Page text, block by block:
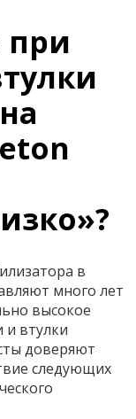
при
в
много лет
высокое
и втулки
доверяют
следующих